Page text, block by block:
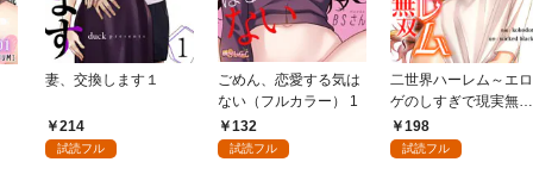
妻、交換します１
214
試読フル
ごめん、恋愛する気は
ない（フルカラー） 1
132
試読フル
二世界ハーレム～エロ
ゲのしすぎで現実無双
～１198
試読フル